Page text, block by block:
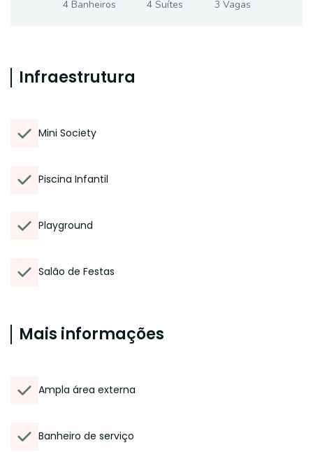
4Banheiros 4 Suítes 3 Vagas
Infraestrutura
Mini Society
Piscina Infantil
Playground
Salão de Festas
Mais informações
Ampla área externa
Banheiro de serviço